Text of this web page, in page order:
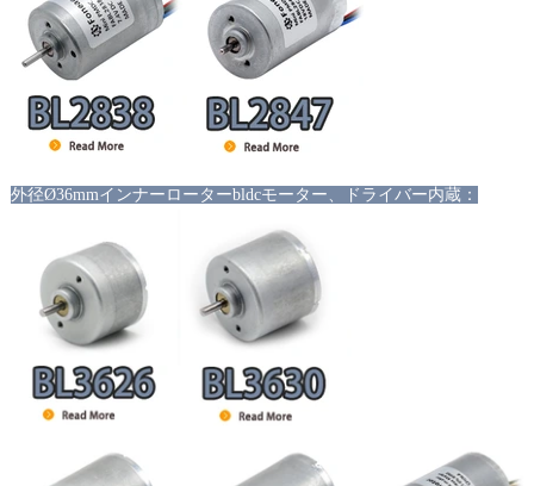
外径Ø36mmインナーローターbldcモーター、ドライバー内蔵：